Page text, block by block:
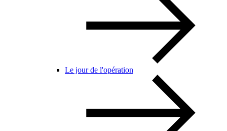
Le jour de l'opération